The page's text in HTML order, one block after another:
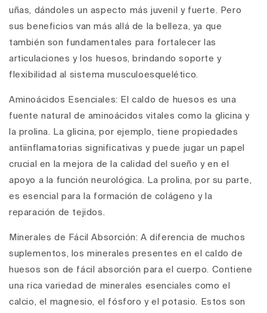
uñas, dándoles un aspecto más juvenil y fuerte. Pero
sus beneficios van más allá de la belleza, ya que
también son fundamentales para fortalecer las
articulaciones y los huesos, brindando soporte y
flexibilidad al sistema musculoesquelético.
Aminoácidos Esenciales: El caldo de huesos es una
fuente natural de aminoácidos vitales como la glicina y
la prolina. La glicina, por ejemplo, tiene propiedades
antiinflamatorias significativas y puede jugar un papel
crucial en la mejora de la calidad del sueño y en el
apoyo a la función neurológica. La prolina, por su parte,
es esencial para la formación de colágeno y la
reparación de tejidos.
Minerales de Fácil Absorción: A diferencia de muchos
suplementos, los minerales presentes en el caldo de
huesos son de fácil absorción para el cuerpo. Contiene
una rica variedad de minerales esenciales como el
calcio, el magnesio, el fósforo y el potasio. Estos son